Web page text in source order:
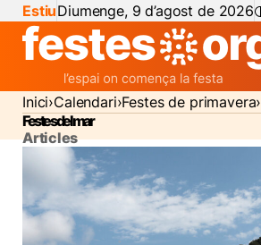
EstiuDiumenge, 9 d’agost de 2026
Inici Calendari Festes de primavera
Festes del mar
Articles